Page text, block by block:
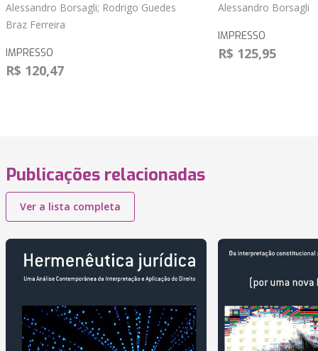
Alessandro Borsagli; Rodrigo Guedes
Braz Ferreira
IMPRESSO
R$ 120,47
Alessandro Borsagli
IMPRESSO
R$ 125,95
Publicações relacionadas
Ver a lista completa